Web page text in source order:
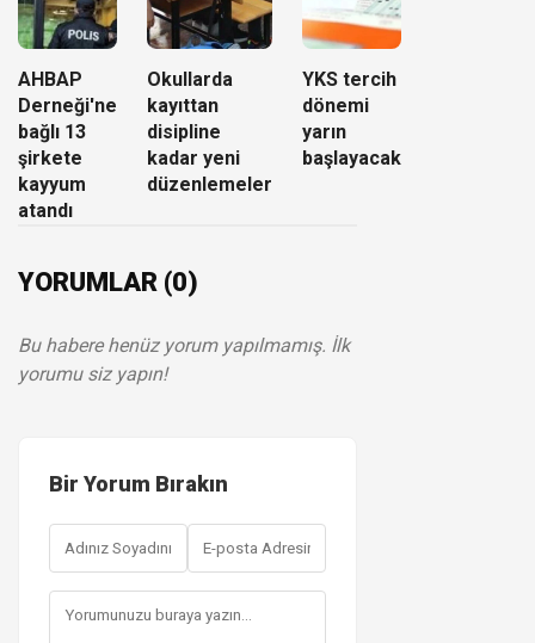
AHBAP
Derneği'ne
bağlı 13
şirkete
kayyum
atandı
Okullarda
kayıttan
disipline
kadar yeni
düzenlemeler
YKS tercih
dönemi
yarın
başlayacak
YORUMLAR (0)
Bu habere henüz yorum yapılmamış. İlk
yorumu siz yapın!
Bir Yorum Bırakın